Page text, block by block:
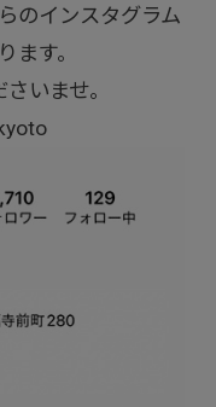
のインスタグラム
ます。
いませ。